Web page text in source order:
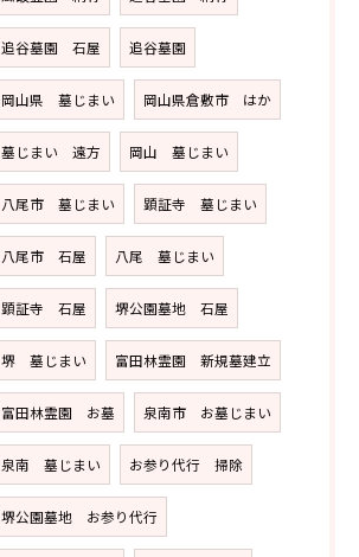
追谷墓園 石屋 追谷墓園
岡山県 墓じまい 岡山県倉敷市 はか
墓じまい 遠方 岡山 墓じまい
八尾市 墓じまい 顕証寺 墓じまい
八尾市 石屋 八尾 墓じまい
顕証寺 石屋 堺公園墓地 石屋
堺 墓じまい 富田林霊園 新規墓建立
富田林霊園 お墓 泉南市 お墓じまい
泉南 墓じまい お参り代行 掃除
堺公園墓地 お参り代行